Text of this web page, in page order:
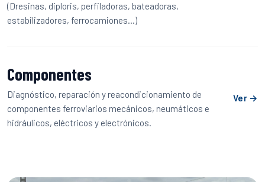
(Dresinas, diploris, perfiladoras, bateadoras,
estabilizadores, ferrocamiones...)
Componentes
Diagnóstico, reparación y reacondicionamiento de
componentes ferroviarios mecánicos, neumáticos e
hidráulicos, eléctricos y electrónicos.
Ver →